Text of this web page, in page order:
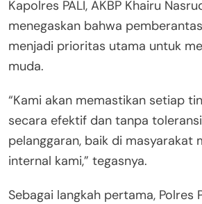
Kapolres PALI, AKBP Khairu
menegaskan bahwa
menjadi prioritas utama untuk
muda.
“Kami akan memastikan setiap
secara efektif dan tanpa
pelanggaran, baik di masyarakat
internal kami,” tegasnya.
Sebagai langkah pertama, Polres